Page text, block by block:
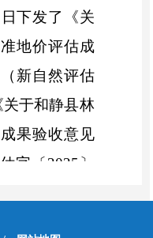
日下发了《关
地价评估成
（ 新自然评估
关于和静县林
果验收意见
字 〔 2025 〕